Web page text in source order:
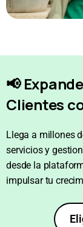
📢
Clientes
Llega a millones
servicios y
desde la
impulsar tu